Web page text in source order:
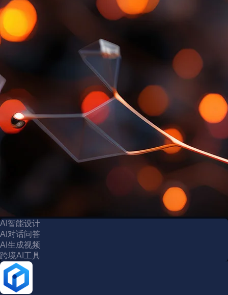
AI智能设计
AI对话问答
AI生成视频
跨境AI工具